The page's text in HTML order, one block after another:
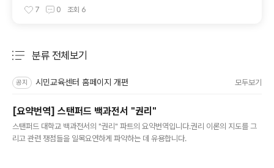
주의
7 0 조회 6
분류 전체보기
공지 시민교육센터 홈페이지 개편 모두보기
[요약번역] 스탠퍼드 백과전서 "권리"
스탠퍼드 대학교 백과전서의 "권리" 파트의 요약번역입니다.권리 이론의 지도를 그
리고 관련 쟁점들을 일목요연하게 파악하는 데 유용합니다.